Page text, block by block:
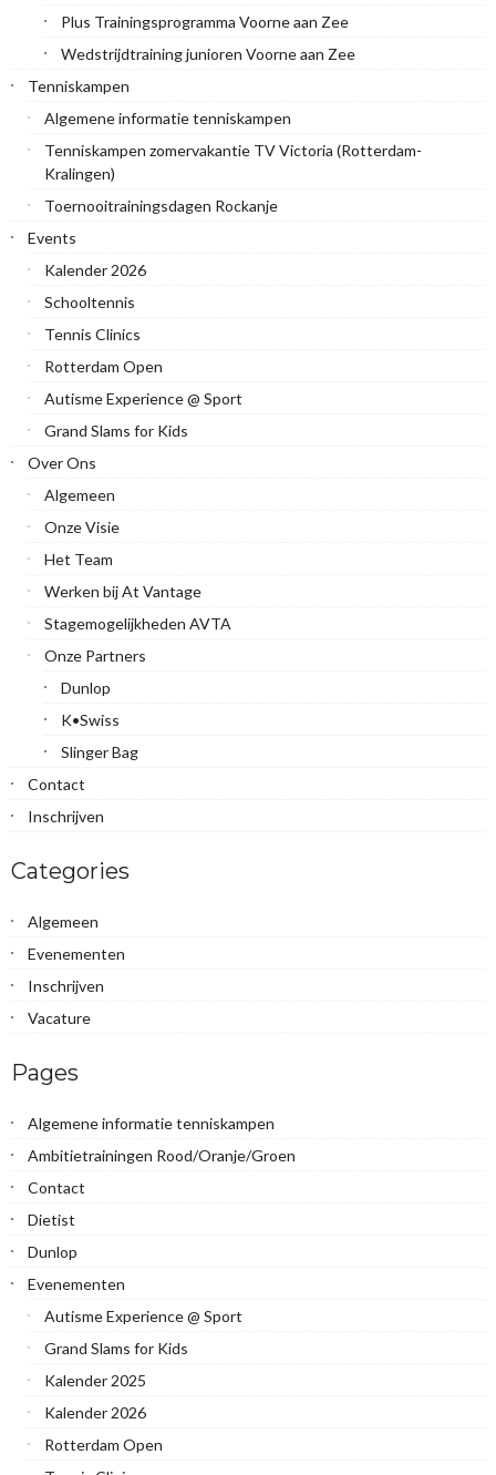
Plus Trainingsprogramma Voorne aan Zee
Wedstrijdtraining junioren Voorne aan Zee
Tenniskampen
Algemene informatie tenniskampen
Tenniskampen zomervakantie TV Victoria (Rotterdam-
Kralingen)
Toernooitrainingsdagen Rockanje
Events
Kalender 2026
Schooltennis
Tennis Clinics
Rotterdam Open
Autisme Experience @ Sport
Grand Slams for Kids
Over Ons
Algemeen
Onze Visie
Het Team
Werken bij At Vantage
Stagemogelijkheden AVTA
Onze Partners
Dunlop
K•Swiss
Slinger Bag
Contact
Inschrijven
Categories
Algemeen
Evenementen
Inschrijven
Vacature
Pages
Algemene informatie tenniskampen
Ambitietrainingen Rood/Oranje/Groen
Contact
Dietist
Dunlop
Evenementen
Autisme Experience @ Sport
Grand Slams for Kids
Kalender 2025
Kalender 2026
Rotterdam Open